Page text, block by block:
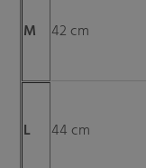
M 42 cm
L 44 cm